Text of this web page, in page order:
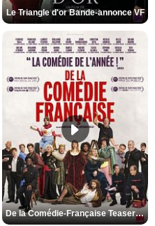
Le Triangle d'or Bande-annonce VF
De la Comédie-Française Teaser VF